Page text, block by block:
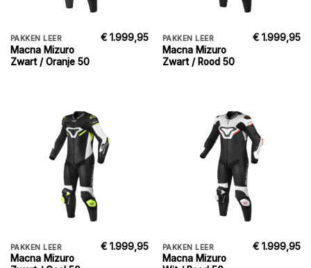
PAKKEN LEER
Macna Mizuro
Zwart / Oranje 50
€ 1.999,95 PAKKEN LEER
Macna Mizuro
Zwart / Rood 50
€ 1.999,95
PAKKEN LEER
Macna Mizuro
€ 1.999,95 PAKKEN LEER
Macna Mizuro
€ 1.999,95